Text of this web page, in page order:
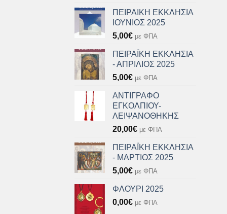
ΠΕΙΡΑΙΚΗ ΕΚΚΛΗΣΙΑ
ΙΟΥΝΙΟΣ 2025
5,00€ με ΦΠΑ
ΠΕΙΡΑΪΚΗ ΕΚΚΛΗΣΙΑ
- ΑΠΡΙΛΙΟΣ 2025
5,00€ με ΦΠΑ
ΑΝΤΙΓΡΑΦΟ
ΕΓΚΟΛΠΙΟΥ-
ΛΕΙΨΑΝΟΘΗΚΗΣ
20,00€ με ΦΠΑ
ΠΕΙΡΑΪΚΗ ΕΚΚΛΗΣΙΑ
- ΜΑΡΤΙΟΣ 2025
5,00€ με ΦΠΑ
ΦΛΟΥΡΙ 2025
0,00€ με ΦΠΑ